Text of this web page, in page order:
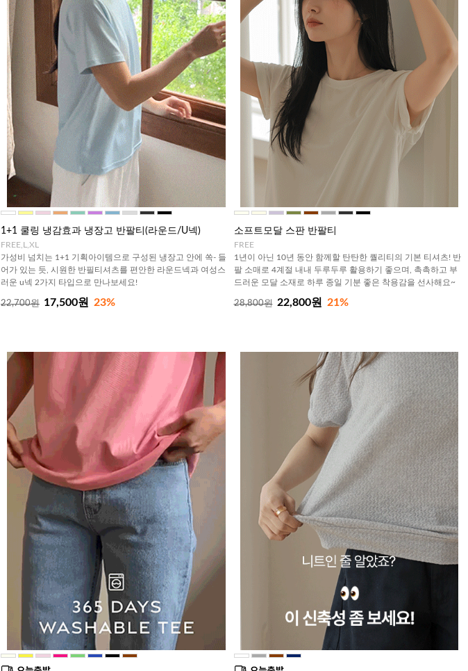
1+1 쿨링 냉감효과 냉장고 반팔티(라운드/U넥)
FREE,L,XL
가성비 넘치는 1+1 기획아이템으로 구성된 냉장고 안에 쏙- 들
어가 있는 듯, 시원한 반필티셔츠를 편안한 라운드넥과 여성스
러운 u넥 2가지 타입으로 만나보세요!
22,700원 17,500원 23%
소프트모달 스판 반팔티
FREE
1년이 아닌 10년 동안 함께할 탄탄한 퀄리티의 기본 티셔츠! 반
팔 소매로 4계절 내내 두루두루 활용하기 좋으며, 촉촉하고 부
드러운 모달 소재로 하루 종일 기분 좋은 착용감을 선사해요~
28,800원 22,800원 21%